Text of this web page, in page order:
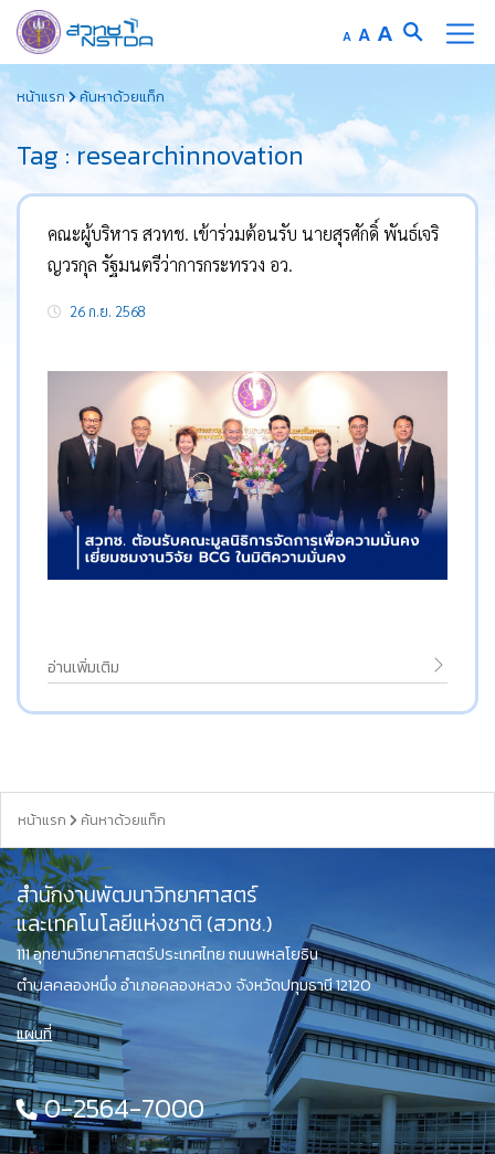
to
content
A Decrease
font
AReset
font
A Increase
font
หน้าแรก ค้นหาด้วยแท็ก
Tag : researchinnovation
คณะผู้บริหาร สวทช. เข้าร่วมต้อนรับ นายสุรศักดิ์ พันธ์เจริ
ญวรกุล รัฐมนตรีว่าการกระทรวง อว.
26 ก.ย. 2568
อ่านเพิ่มเติม
หน้าแรก ค้นหาด้วยแท็ก
สำนักงานพัฒนาวิทยาศาสตร์
และเทคโนโลยีแห่งชาติ (สวทช.)
111 อุทยานวิทยาศาสตร์ประเทศไทย ถนนพหลโยธิน
ตำบลคลองหนึ่ง อำเภอคลองหลวง จังหวัดปทุมธานี 12120
แผนที่
0-2564-7000